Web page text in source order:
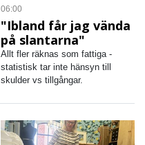
06:00
"Ibland får jag vända
på slantarna"
Allt fler räknas som fattiga -
statistisk tar inte hänsyn till
skulder vs tillgångar.